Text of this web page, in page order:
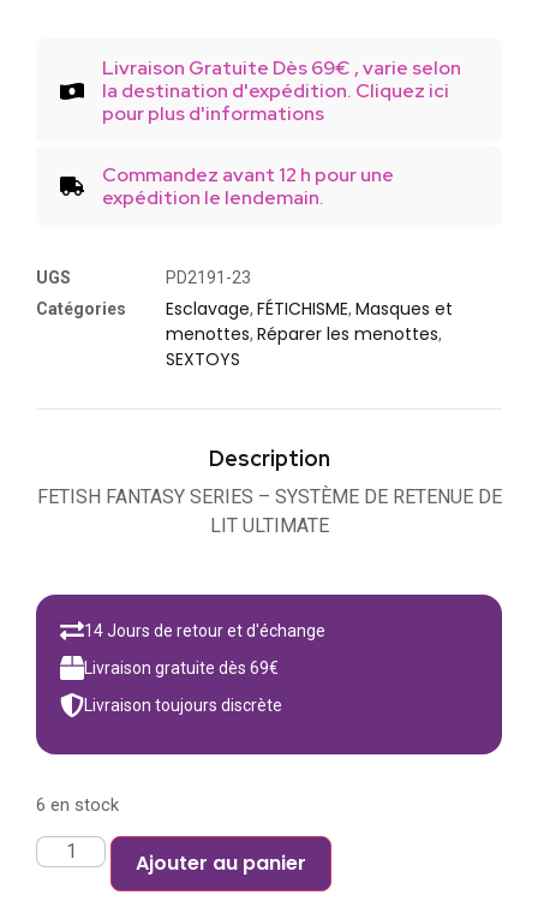
Livraison Gratuite Dès 69€ , varie selon
la destination d'expédition. Cliquez ici
pour plus d'informations
Commandez avant 12 h pour une
expédition le lendemain.
UGS
PD2191-23
Catégories
Esclavage, FÉTICHISME, Masques et
menottes, Réparer les menottes,
SEXTOYS
Description
FETISH FANTASY SERIES – SYSTÈME DE RETENUE DE
LIT ULTIMATE
14 Jours de retour et d'échange
Livraison gratuite dès 69€
Livraison toujours discrète
6 en stock
Ajouter au panier